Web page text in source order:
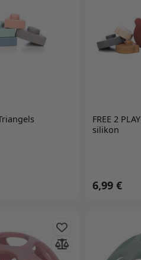
FREE 2 PLAY
silikon
6,99 €